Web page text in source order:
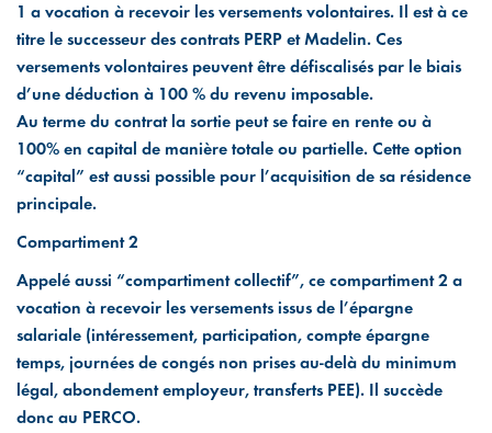
1 a vocation à recevoir les versements volontaires. Il est à ce
titre le successeur des contrats PERP et Madelin. Ces
versements volontaires peuvent être défiscalisés par le biais
d’une déduction à 100 % du revenu imposable.
Au terme du contrat la sortie peut se faire en rente ou à
100% en capital de manière totale ou partielle. Cette option
“capital” est aussi possible pour l’acquisition de sa résidence
principale.
Compartiment 2
Appelé aussi “compartiment collectif”, ce compartiment 2 a
vocation à recevoir les versements issus de l’épargne
salariale (intéressement, participation, compte épargne
temps, journées de congés non prises au-delà du minimum
légal, abondement employeur, transferts PEE). Il succède
donc au PERCO.